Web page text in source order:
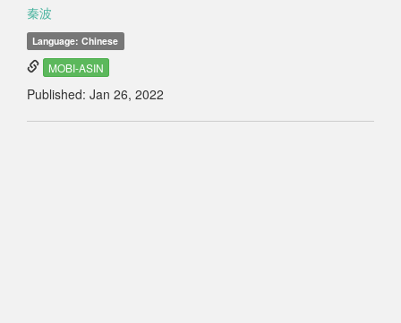
秦波
Language: Chinese
MOBI-ASIN
Published: Jan 26, 2022